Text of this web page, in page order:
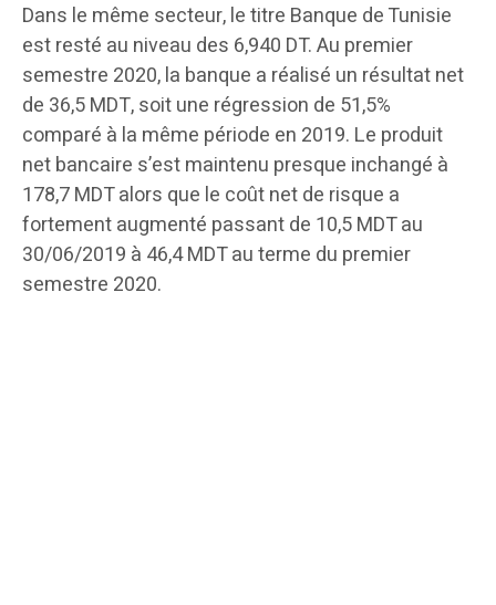
Dans le même secteur, le titre Banque de Tunisie
est resté au niveau des 6,940 DT. Au premier
semestre 2020, la banque a réalisé un résultat net
de 36,5 MDT, soit une régression de 51,5%
comparé à la même période en 2019. Le produit
net bancaire s’est maintenu presque inchangé à
178,7 MDT alors que le coût net de risque a
fortement augmenté passant de 10,5 MDT au
30/06/2019 à 46,4 MDT au terme du premier
semestre 2020.